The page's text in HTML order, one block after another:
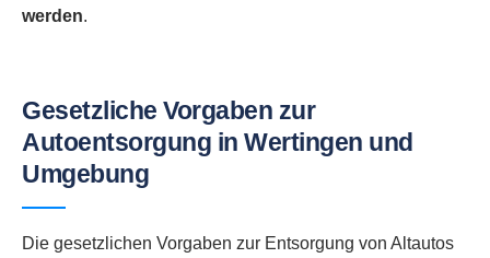
werden.
Gesetzliche Vorgaben zur
Autoentsorgung in Wertingen und
Umgebung
Die gesetzlichen Vorgaben zur Entsorgung von Altautos